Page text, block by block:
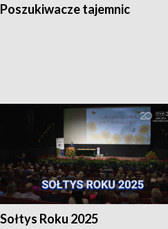
Poszukiwacze tajemnic
Sołtys Roku 2025